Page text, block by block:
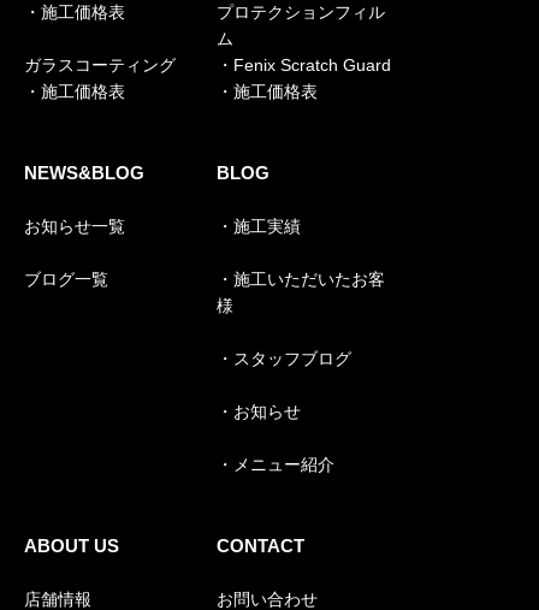
・施工価格表
ガラスコーティング
・施工価格表
プロテクションフィル
ム
・Fenix Scratch Guard
・施工価格表
NEWS&BLOG
お知らせ一覧
ブログ一覧
BLOG
・施工実績
・施工いただいたお客
様
・スタッフブログ
・お知らせ
・メニュー紹介
ABOUT US
店舗情報
CONTACT
お問い合わせ